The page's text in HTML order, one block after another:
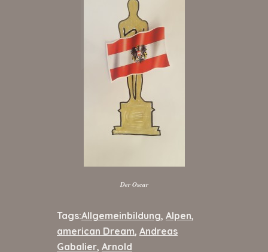
Der Oscar
Tags:Allgemeinbildung, Alpen,
american Dream, Andreas
Gabalier, Arnold